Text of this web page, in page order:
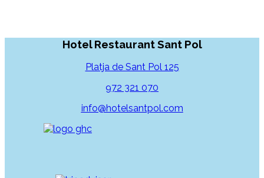
Hotel Restaurant Sant Pol
Platja de Sant Pol 125
972 321 070
info@hotelsantpol.com